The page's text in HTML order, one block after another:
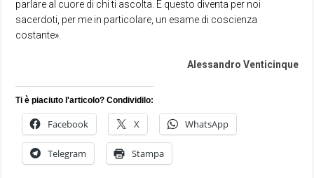
parlare al cuore di chi ti ascolta. E questo diventa per noi
sacerdoti, per me in particolare, un esame di coscienza
costante».
Alessandro Venticinque
Ti è piaciuto l'articolo? Condividilo:
Facebook X WhatsApp
Telegram Stampa